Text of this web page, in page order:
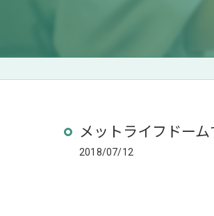
メットライフドー
2018/07/12